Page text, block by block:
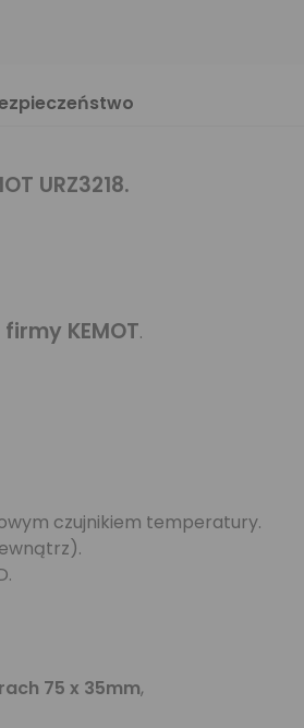
URZ3218.
KEMOT.
czujnikiem temperatury.
75 x 35mm,